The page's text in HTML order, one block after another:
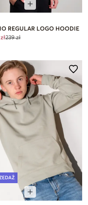
REGULAR LOGO HOODIE
239 zł